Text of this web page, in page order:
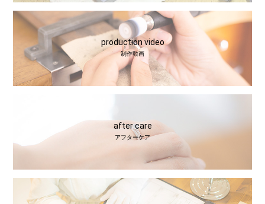
production video
制作動画
after care
アフターケア